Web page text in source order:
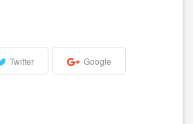
Twitter Google